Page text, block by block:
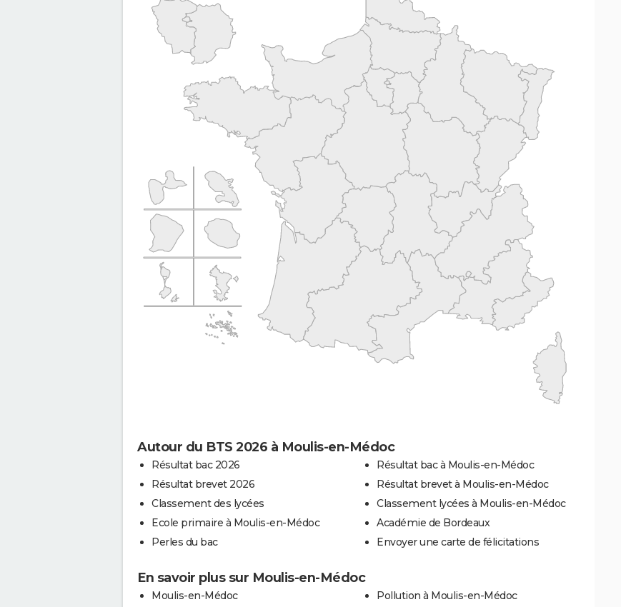
Autour du BTS 2026 à Moulis-en-Médoc
Résultat bac 2026
Résultat brevet 2026
Classement des lycées
Ecole primaire à Moulis-en-Médoc
Perles du bac
Résultat bac à Moulis-en-Médoc
Résultat brevet à Moulis-en-Médoc
Classement lycées à Moulis-en-Médoc
Académie de Bordeaux
Envoyer une carte de félicitations
En savoir plus sur Moulis-en-Médoc
Moulis-en-Médoc
Pollution à Moulis-en-Médoc